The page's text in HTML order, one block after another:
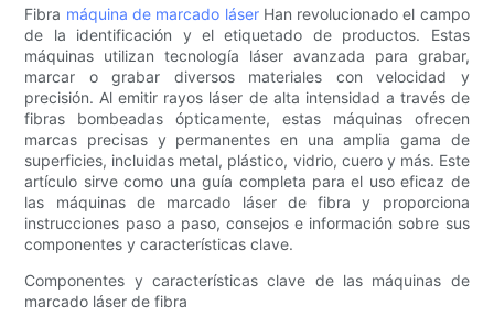
Fibra máquina de marcado láser Han revolucionado el campo
de la identificación y el etiquetado de productos. Estas
máquinas utilizan tecnología láser avanzada para grabar,
marcar o grabar diversos materiales con velocidad y
precisión. Al emitir rayos láser de alta intensidad a través de
fibras bombeadas ópticamente, estas máquinas ofrecen
marcas precisas y permanentes en una amplia gama de
superficies, incluidas metal, plástico, vidrio, cuero y más. Este
artículo sirve como una guía completa para el uso eficaz de
las máquinas de marcado láser de fibra y proporciona
instrucciones paso a paso, consejos e información sobre sus
componentes y características clave.
Componentes y características clave de las máquinas de
marcado láser de fibra